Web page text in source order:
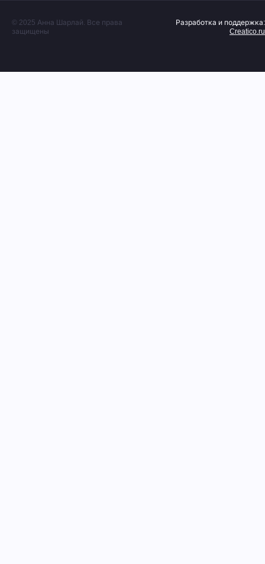
© 2025 Анна Шарлай. Все права
защищены
Разработка и поддержка:
Creatico.ru